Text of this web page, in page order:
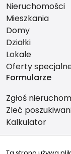
Nieruchomości
Mieszkania
Domy
Działki
Lokale
Oferty
Formularze
Zgłoś
Zleć
Kalkulator